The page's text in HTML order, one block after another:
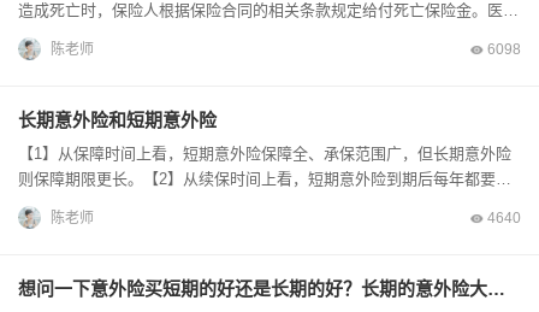
造成死亡时，保险人根据保险合同的相关条款规定给付死亡保险金。医疗
给付。一旦被保险人因遭受意外事故支出医疗费时，...
陈老师 6098
长期意外险和短期意外险
【1】从保障时间上看，短期意外险保障全、承保范围广，但长期意外险
则保障期限更长。【2】从续保时间上看，短期意外险到期后每年都要重
新续保，手续麻烦且复杂。而长期意外险只要及时缴...
陈老师 4640
想问一下意外险买短期的好还是长期的好？长期的意外险大概一年保费多少？